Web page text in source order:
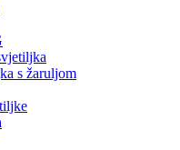
s žaruljom